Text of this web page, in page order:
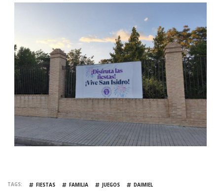
TAGS FIESTAS FAMILIA JUEGOS DAIMIEL